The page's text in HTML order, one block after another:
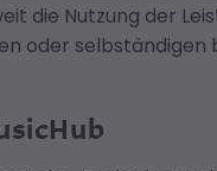
die Nutzung der
oder